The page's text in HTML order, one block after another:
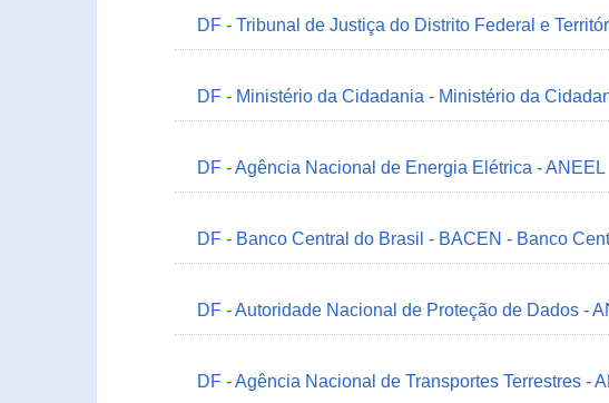
DF - Tribunal de Justiça do Distrito Federal e
DF - Ministério da Cidadania - Ministério da
DF - Agência Nacional de Energia Elétrica - ANEEL
DF - Banco Central do Brasil - BACEN - Banco
DF - Autoridade Nacional de Proteção de Dados -
DF - Agência Nacional de Transportes Terrestres -